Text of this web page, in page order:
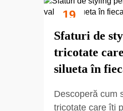
19
Sfaturi de
tricotate
silueta în
Descoperă cum
tricotate care îți